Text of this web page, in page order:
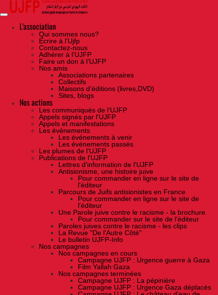
Skip
the
contentL'association
Qui sommes nous?
Ecrire à l’Ujfp
Contactez-nous
Adhérer à l’UJFP
Faire un don à l’UJFP
Nos amis
Associations partenaires
Collectifs
Maisons d’éditions (livres,DVD)
Sites, blogs
Nos actions
Les communiqués de l'UJFP
Appels signés par l'UJFP
Appels et manifestations
Les événements
Les événements à venir
Les événements passés
Les plumes de l'UJFP
Publications de l'UJFP
Lettres d'information de l'UJFP
Antisionisme, une histoire juive
Pour commander en ligne sur le site de
l'éditeur
Parcours de Juifs antisionistes en France
Pour commander en ligne sur le site de
l'éditeur
Une Parole juive contre le racisme - la brochure
Pour commander sur le site de l'éditeur
Paroles juives contre le racisme - les clips
La Revue "De l'Autre Côté"
Le bulletin UJFP-Info
Nos campagnes
Nos campagnes en cours
Campagne UJFP : Urgence guerre à Gaza
Film Yallah Gaza
Nos campagnes terminées
Campagne UJFP : La pépinière
Campagne UJFP : Urgence Gaza déplacés